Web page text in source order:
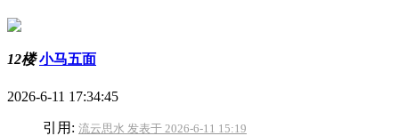
12楼 小马五面
2026-6-11 17:34:45
引用: 流云思水 发表于 2026-6-11 15:19